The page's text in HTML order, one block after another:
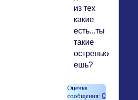
из тех
какие
есть...ты
такие
остренькие
ешь?
0